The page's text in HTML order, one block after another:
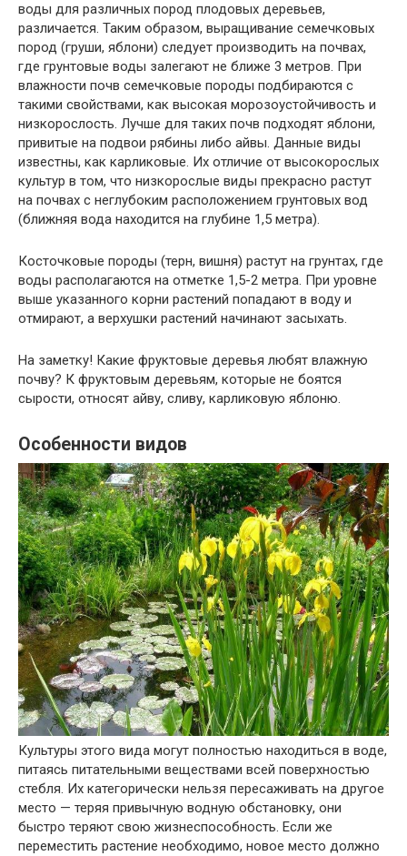
воды для различных пород плодовых деревьев,
различается. Таким образом, выращивание семечковых
пород (груши, яблони) следует производить на почвах,
где грунтовые воды залегают не ближе 3 метров. При
влажности почв семечковые породы подбираются с
такими свойствами, как высокая морозоустойчивость и
низкорослость. Лучше для таких почв подходят яблони,
привитые на подвои рябины либо айвы. Данные виды
известны, как карликовые. Их отличие от высокорослых
культур в том, что низкорослые виды прекрасно растут
на почвах с неглубоким расположением грунтовых вод
(ближняя вода находится на глубине 1,5 метра).
Косточковые породы (терн, вишня) растут на грунтах, где
воды располагаются на отметке 1,5-2 метра. При уровне
выше указанного корни растений попадают в воду и
отмирают, а верхушки растений начинают засыхать.
На заметку! Какие фруктовые деревья любят влажную
почву? К фруктовым деревьям, которые не боятся
сырости, относят айву, сливу, карликовую яблоню.
Особенности видов
Культуры этого вида могут полностью находиться в воде,
питаясь питательными веществами всей поверхностью
стебля. Их категорически нельзя пересаживать на другое
место — теряя привычную водную обстановку, они
быстро теряют свою жизнеспособность. Если же
переместить растение необходимо, новое место должно